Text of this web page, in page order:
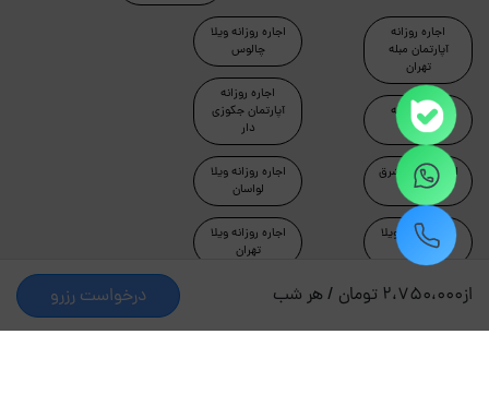
از2،750،000 تومان / هر شب درخواست رزرو
اجاره روزانه
آپارتمان مبله
تهران
اجاره روزانه
ماسال
اجاره روزانه شرق
تهران
اجاره روزانه ویلا
دماوند
اجاره روزانه ویلا
چالوس
اجاره روزانه
آپارتمان جکوزی
دار
اجاره روزانه ویلا
لواسان
اجاره روزانه ویلا
تهران
طراحی و توسعه توسط جاکجاست